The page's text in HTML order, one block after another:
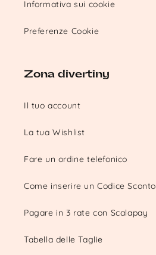
Informativa sui cookie
Preferenze Cookie
Zona divertiny
Il tuo account
La tua Wishlist
Fare un ordine telefonico
Come inserire un Codice Sconto
Pagare in 3 rate con Scalapay
Tabella delle Taglie